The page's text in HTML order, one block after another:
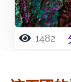
1482